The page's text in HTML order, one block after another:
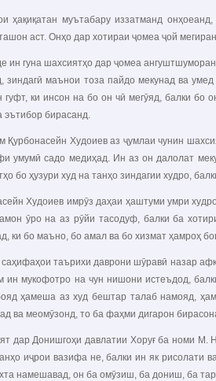
ҳақиқатан муътабару иззатманд
аст. Онҳо дар хотираи ҷомеа ҷой
ин гуна шахсиятҳо дар ҷомеа
зиндагӣ маънои тоза пайдо мекунад ва
гуфт, ки инсон на бо он чӣ мегӯяд, балки бо
эътибор бирасанд.
Қурбонасейн Худоиев аз ҷумлаи чунин
умумӣ садо медиҳад. Ин аз он далолат
бо ҳузури худ на танҳо зиндагии худро,
Худоиев имрӯз даҳаи ҳаштуми умри
ӯро на аз рӯйи тасодуф, балки ба
ки бо маъно, бо амал ва бо хизмат ҳамроҳ
саҳифаҳои таърихи даврони шӯравӣ назар
ин мукофотро на чун нишони истеъдод,
ҳамеша аз худ бештар талаб намояд,
ва меомӯзонд, то ба фаҳми дигарон
дар Донишгоҳи давлатии Хоруғ ба номи М.
иҷрои вазифа не, балки ин як рисолати
намешавад, он ба омӯзиш, ба дониш, ба